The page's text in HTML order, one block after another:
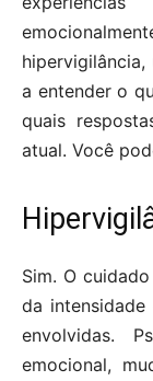
a entender o
quais
atual. Você
Sim. O
da
envolvidas.
emocional,